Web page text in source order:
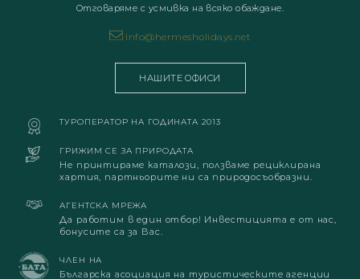
Отговаряме с усмивка на всяко обаждане.
info@hermesholidays.net
НАШИТЕ ОФИСИ
ТУРОПЕРАТОР НА ГОДИНАТА 2013
ГРИЖИМ СЕ ЗА ПРИРОДАТА
Не принтираме каталози, ползваме рециклирана
хартия, партньорите ни са природосъобразни.
АГЕНТСКА МРЕЖА
Да работим в един отбор! Инвестицията е от нас,
бонусите са за Вас.
ЧЛЕН НА
Българска асоциация на туристическите агенции